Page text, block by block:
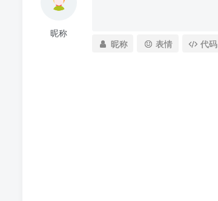
昵称
昵称 表情 代码